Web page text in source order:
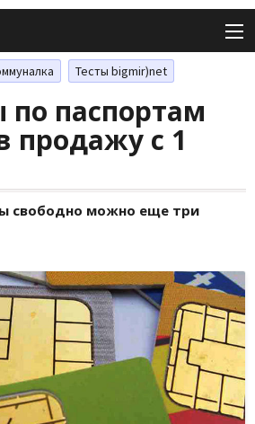
Тесты bigmir)net
по паспортам
продажу с 1
свободно можно еще три